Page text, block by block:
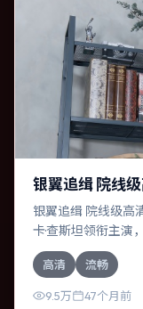
银翼追缉 院线
银翼追缉 院线级高
卡·查斯坦领衔主演
主要班底与取景来
缝合。影片整体气
喜欢强情节与细腻
高清 流畅
9.5万 47个月前